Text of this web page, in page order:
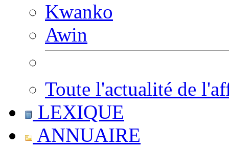
Kwanko
Awin
Toute l'actualité de
LEXIQUE
ANNUAIRE